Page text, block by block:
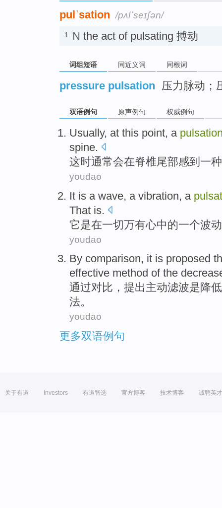
pulˈsation /pʌlˈseɪʃən/
1. N the act of pulsating 搏动
词组短语 同近义词 同根词
pressure pulsation 压力脉动；
双语例句 原声例句 权威例句
Usually, at this point, a
spine.
这时通常会在脊椎尾部感到 一种
youdao
It is a wave, a vibration, a
That is.
它是在一切万有心中的一个波动
youdao
By comparison, it is proposed
effective method ofthe
通过对比 ， 提出主动滤波是 降低
法。
youdao
更多双语例句
关于有道 Investors 有道智选 官方博客 技术博客 诚聘英才